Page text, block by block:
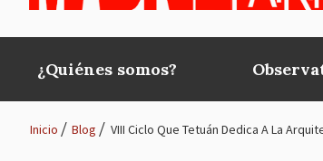
Main
navigation
¿Quiénes somos?
Inicio Blog VIII Ciclo Que Tetuán Dedica A La